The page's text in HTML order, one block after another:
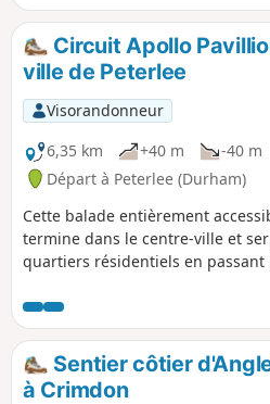
Circuit Apollo
ville de Peterlee
Visorandonneur
6,35 km
+40 m -40 m
Départ à Peterlee (Durham)
Cette balade entièrement
termine dans le centre-ville et
quartiers résidentiels en passant
Sentier côtier
à Crimdon